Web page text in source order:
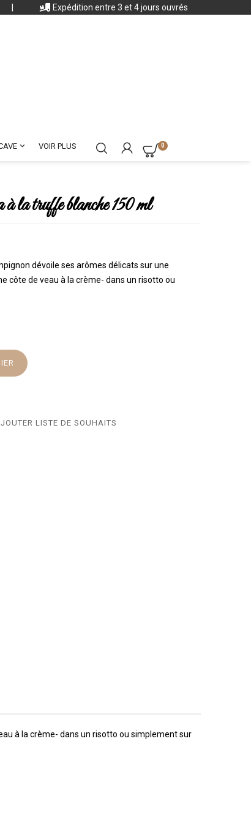
Expédition entre 3 et 4 jours ouvrés
 VOIR PLUS 0
la truffe blanche 150 ml
dévoile ses arômes délicats sur une
côte de veau à la crème- dans un risotto ou
LISTE DE SOUHAITS
à la crème- dans un risotto ou simplement sur